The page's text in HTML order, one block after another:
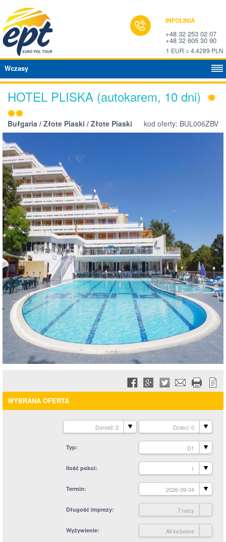
INFOLINIA
+48 32 253 02 07
+48 32 605 30 90
1 EUR = 4,4289 PLN
Wczasy
HOTEL PLISKA (autokarem, 10 dni)
Bułgaria / Złote Piaski / Złote Piaski kod oferty: BUL006ZBV
WYBRANA OFERTA
Dorośli: 2 Dzieci: 0
Typ D1
Ilość pokoi 1
Termin 2026-09-04
Długość imprezy 7 nocy
Wyżywienie All inclusive